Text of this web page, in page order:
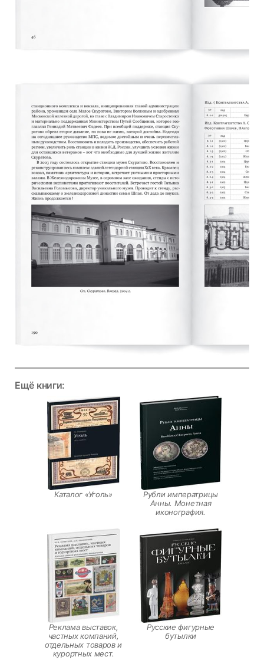
Ещё книги:
Каталог «Уголь»
Рубли императрицы
Анны. Монетная
иконография.
Реклама выставок,
частных компаний,
отдельных товаров и
курортных мест.
Русские фигурные
бутылки